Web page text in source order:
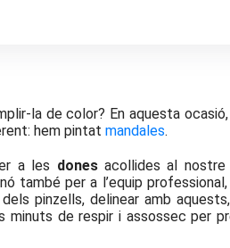
la de color? En aquesta
hem pintat mandales.
a les donesacollides al nostre
també per a l’equip
pinzells, delinear amb
minuts de respir i assossec per